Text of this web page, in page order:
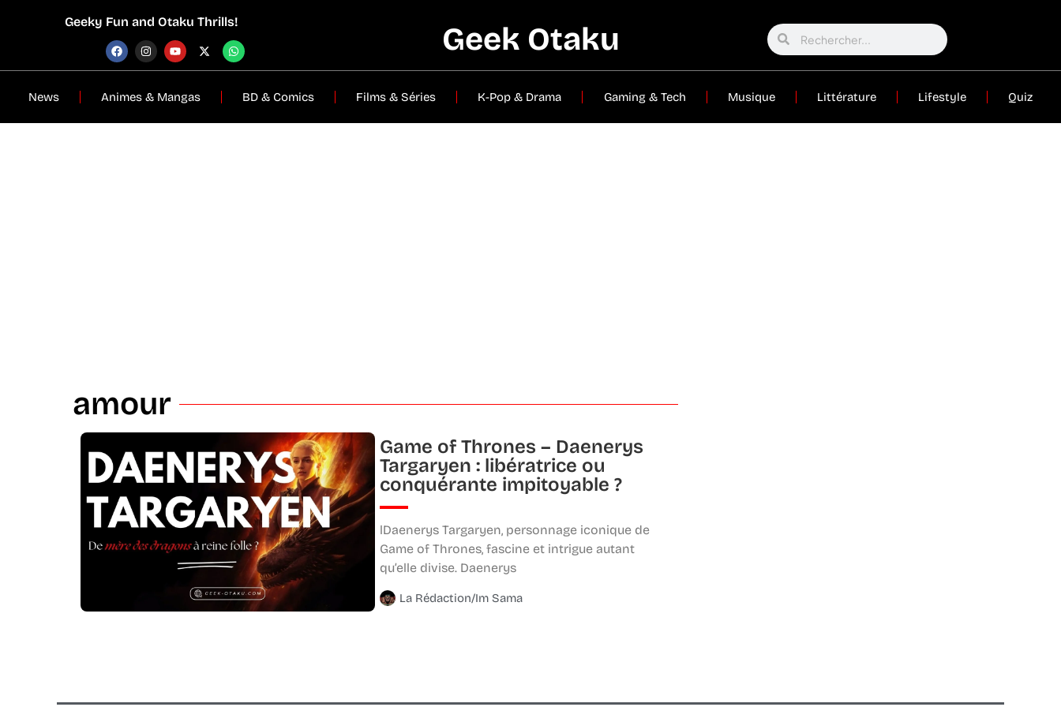
Geeky Fun and Otaku Thrills! Geek Otaku
News Animes & Mangas BD & Comics Films & Séries K-Pop & Drama Gaming & Tech Musique Littérature Lifestyle Quiz
amour
Game of Thrones – Daenerys
Targaryen : libératrice ou
conquérante impitoyable ?
lDaenerys Targaryen, personnage iconique de
Game of Thrones, fascine et intrigue autant
qu’elle divise. Daenerys
La Rédaction/Im Sama